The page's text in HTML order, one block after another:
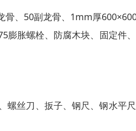
骨、50副龙骨、1mm厚
膨胀螺栓、防腐木块、固定件
螺丝刀、扳子、钢尺、钢水平